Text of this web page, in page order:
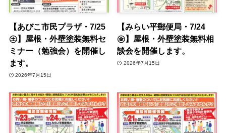
【あびこ市民プラザ・7/25
㊏】屋根・外壁塗装無料セ
ミナー（勉強会）を開催し
ます。
2026年7月15日
【みらい平郵便局・7/24
㊎】屋根・外壁塗装無料相
談会を開催します。
2026年7月15日